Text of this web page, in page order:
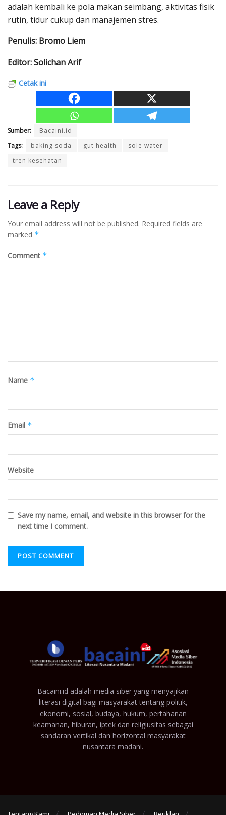
adalah kembali ke pola makan seimbang, aktivitas fisik
rutin, tidur cukup dan manajemen stres.
Penulis: Bromo Liem
Editor: Solichan Arif
Cetak ini
Sumber:
Bacaini.id
Tags:
baking soda gut health
sole water
tren kesehatan
Leave a Reply
Your email address will not be published. Required fields are
marked *
Comment *
Name *
Email *
Website
Save my name, email, and website in this browser for the
next time I comment.
Bacaini.id adalah media siber yang menyajikan
literasi digital bagi masyarakat tentang politik,
ekonomi, sosial, budaya, hukum, pertahanan
keamanan, hiburan, iptek dan religiusitas sebagai
sandaran vertikal dan horizontal masyarakat
nusantara madani.